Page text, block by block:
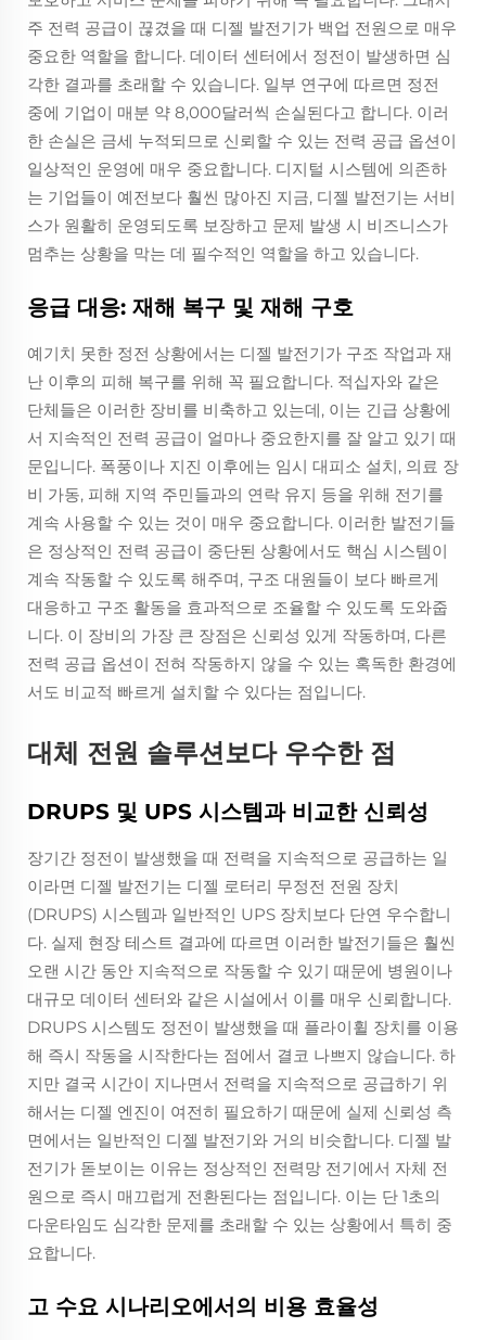
주 전력 공급이 끊겼을 때 디젤 발전기가 백업 전원으로 매우
중요한 역할을 합니다. 데이터 센터에서 정전이 발생하면 심
각한 결과를 초래할 수 있습니다. 일부 연구에 따르면 정전
중에 기업이 매분 약 8,000달러씩 손실된다고 합니다. 이러
한 손실은 금세 누적되므로 신뢰할 수 있는 전력 공급 옵션이
일상적인 운영에 매우 중요합니다. 디지털 시스템에 의존하
는 기업들이 예전보다 훨씬 많아진 지금, 디젤 발전기는 서비
스가 원활히 운영되도록 보장하고 문제 발생 시 비즈니스가
멈추는 상황을 막는 데 필수적인 역할을 하고 있습니다.
응급 대응: 재해 복구 및 재해 구호
예기치 못한 정전 상황에서는 디젤 발전기가 구조 작업과 재
난 이후의 피해 복구를 위해 꼭 필요합니다. 적십자와 같은
단체들은 이러한 장비를 비축하고 있는데, 이는 긴급 상황에
서 지속적인 전력 공급이 얼마나 중요한지를 잘 알고 있기 때
문입니다. 폭풍이나 지진 이후에는 임시 대피소 설치, 의료 장
비 가동, 피해 지역 주민들과의 연락 유지 등을 위해 전기를
계속 사용할 수 있는 것이 매우 중요합니다. 이러한 발전기들
은 정상적인 전력 공급이 중단된 상황에서도 핵심 시스템이
계속 작동할 수 있도록 해주며, 구조 대원들이 보다 빠르게
대응하고 구조 활동을 효과적으로 조율할 수 있도록 도와줍
니다. 이 장비의 가장 큰 장점은 신뢰성 있게 작동하며, 다른
전력 공급 옵션이 전혀 작동하지 않을 수 있는 혹독한 환경에
서도 비교적 빠르게 설치할 수 있다는 점입니다.
대체 전원 솔루션보다 우수한 점
DRUPS 및 UPS 시스템과 비교한 신뢰성
장기간 정전이 발생했을 때 전력을 지속적으로 공급하는 일
이라면 디젤 발전기는 디젤 로터리 무정전 전원 장치
(DRUPS) 시스템과 일반적인 UPS 장치보다 단연 우수합니
다. 실제 현장 테스트 결과에 따르면 이러한 발전기들은 훨씬
오랜 시간 동안 지속적으로 작동할 수 있기 때문에 병원이나
대규모 데이터 센터와 같은 시설에서 이를 매우 신뢰합니다.
DRUPS 시스템도 정전이 발생했을 때 플라이휠 장치를 이용
해 즉시 작동을 시작한다는 점에서 결코 나쁘지 않습니다. 하
지만 결국 시간이 지나면서 전력을 지속적으로 공급하기 위
해서는 디젤 엔진이 여전히 필요하기 때문에 실제 신뢰성 측
면에서는 일반적인 디젤 발전기와 거의 비슷합니다. 디젤 발
전기가 돋보이는 이유는 정상적인 전력망 전기에서 자체 전
원으로 즉시 매끄럽게 전환된다는 점입니다. 이는 단 1초의
다운타임도 심각한 문제를 초래할 수 있는 상황에서 특히 중
요합니다.
고 수요 시나리오에서의 비용 효율성